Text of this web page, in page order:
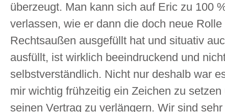
überzeugt. Man kann sich auf Eric zu 100
verlassen, wie er dann die doch neue Rolle
Rechtsaußen ausgefüllt hat und situativ
ausfüllt, ist wirklich beeindruckend und
selbstverständlich. Nicht nur deshalb war
mir wichtig frühzeitig ein Zeichen zu setzen
seinen Vertrag zu verlängern. Wir sind sehr